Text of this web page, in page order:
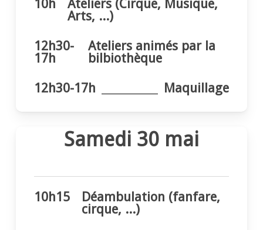
10h
Ateliers (Cirque, Musique,
Arts, ...)
12h30-
17h
Ateliers animés par la
bilbiothèque
12h30-17h Maquillage
Samedi 30 mai
10h15
Déambulation (fanfare,
cirque, ...)